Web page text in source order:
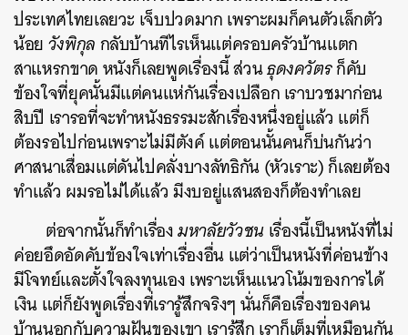
ประเทศไทยเลยวะ เจ็บปวดมาก เพราะผมก็คนตัวเล็กตัว
น้อยวังพิกุลกลับบ้านทีไรเห็นแต่ครอบครัวบ้านแตก
สาแหรกขาด หนังก็เลยพูดเรื่องนี้ ส่วนธุดงควัตรก็คับ
ข้องใจที่ยุคนั้นมีแต่คนแห่กันเรื่องเปลือก เราบวชมาก่อน
สิบปี เรารอที่จะทำหนังธรรมะสักเรื่องหนึ่งอยู่แล้ว แต่ก็
ต้องรอไปก่อนเพราะไม่มีตังค์ แต่ตอนนั้นคนก็บ่นกันว่า
ศาสนาเสื่อมแต่ดันไปคลั่งบางลัทธิกัน (หัวเราะ) ก็เลยต้อง
ทำแล้ว ผมรอไม่ได้แล้ว มีงบอยู่แสนสองก็ต้องทำเลย
ต่อจากนั้นก็ทำเรื่องมหาลัยวัวชนเรื่องนี้เป็นหนังที่ไม่
ค่อยอึดอัดคับข้องใจเท่าเรื่องอื่น แต่ว่าเป็นหนังที่ค่อนข้าง
มีโจทย์และตั้งใจลงทุนเอง เพราะเห็นแนวโน้มของการได้
เงิน แต่ก็ยังพูดเรื่องที่เรารู้สึกจริงๆ นั่นก็คือเรื่องของคน
SHARE TWEET LINE EMAIL